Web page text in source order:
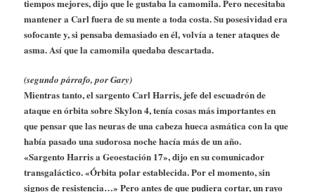
tiempos mejores, dijo que le gustaba la camomila. Pero necesitaba
mantener a Carl fuera de su mente a toda costa. Su posesividad era
sofocante y, si pensaba demasiado en él, volvía a tener ataques de
asma. Así que la camomila quedaba descartada.
(segundo párrafo, por Gary)
Mientras tanto, el sargento Carl Harris, jefe del escuadrón de
ataque en órbita sobre Skylon 4, tenía cosas más importantes en
que pensar que las neuras de una cabeza hueca asmática con la que
había pasado una sudorosa noche hacía más de un año.
«Sargento Harris a Geoestación 17», dijo en su comunicador
transgaláctico. «Órbita polar establecida. Por el momento, sin
signos de resistencia…» Pero antes de que pudiera cortar, un rayo